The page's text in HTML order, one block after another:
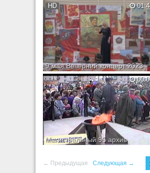
Казачинско-Ленский район
Магистральный. Флеш-моб. "Катюша"
HD
9 мая Вечерний концерт 2023
Магистральный 95 архив
← Предыдущая Следующая →